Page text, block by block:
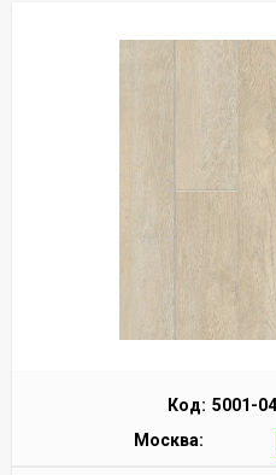
Код: 5001-04
Москва: